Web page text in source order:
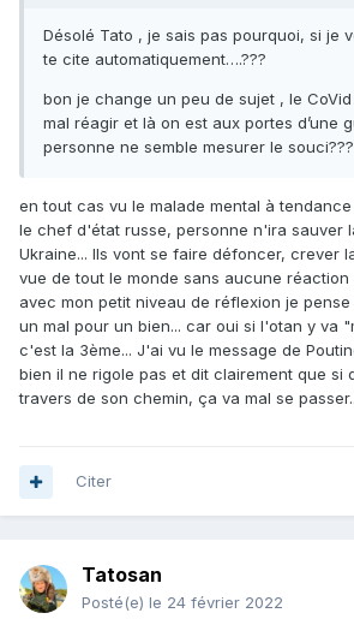
Désolé Tato , je sais pas pourquoi, si je
te cite automatiquement….???
bon je change un peu de sujet , le
mal réagir et là on est aux portes d’une
personne ne semble mesurer le
en tout cas vu le malade mental à
le chef d'état russe, personne n'ira sauver
Ukraine... Ils vont se faire défoncer, crever
vue de tout le monde sans aucune
avec mon petit niveau de réflexion je
un mal pour un bien... car oui si l'otan y va
c'est la 3ème... J'ai vu le message de
bien il ne rigole pas et dit clairement que si
travers de son chemin, ça va mal se
Citer
Tatosan
Posté(e) le 24 février 2022